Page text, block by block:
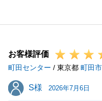
Y様には昨年秋にご相
約半年お世話になりま
やお薦めな進め方をご
のようにすべきか悩ま
すが、弊社がお打合せ
お考えや気持ちを都度
お客様評価
町田センター / 東京都 町田市
S様
S様 2026年7月6日